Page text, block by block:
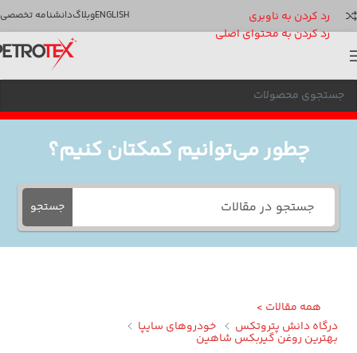
رد کردن به ناوبری
رد کردن به محتوای اصلی
ENGLISHوبلاگدانشنامه تخصصی
چطور می‌توانیم کمکتان کنیم؟
جستجو
همه مقالات >
دانش پتروتکس
خودروهای سایپا
روغن گیربکس شاهین